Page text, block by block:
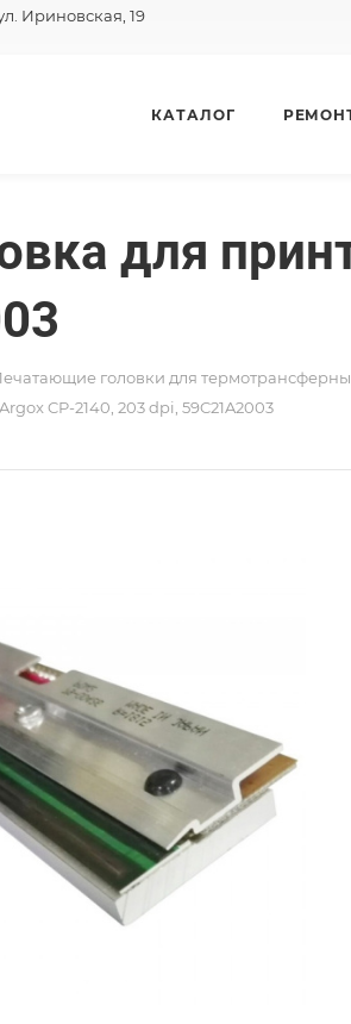
Ириновская, 19
КАТАЛОГ
для
головки для
CP-2140, 203 dpi, 59C21A2003